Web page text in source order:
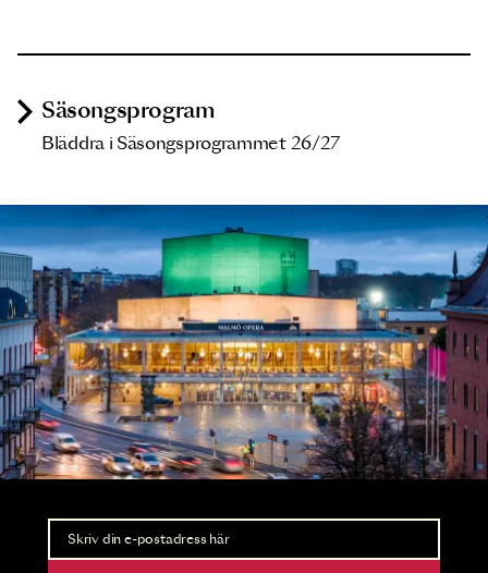
Säsongsprogram
Bläddra i Säsongsprogrammet 26/27
Nyhetsbrev
Ta del av förhandsinformation och biljettsläpp.